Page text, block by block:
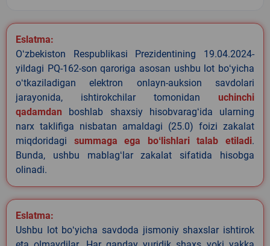
Eslatma:
Oʻzbekiston Respublikasi Prezidentining 19.04.2024-
yildagi PQ-162-son qaroriga asosan ushbu lot boʻyicha
oʻtkaziladigan elektron onlayn-auksion savdolari
jarayonida, ishtirokchilar tomonidan uchinchi
qadamdan boshlab shaxsiy hisobvaragʻida ularning
narx taklifiga nisbatan amaldagi (25.0) foizi zakalat
miqdoridagi summaga ega boʻlishlari talab etiladi.
Bunda, ushbu mablagʻlar zakalat sifatida hisobga
olinadi.
Eslatma:
Ushbu lot boʻyicha savdoda jismoniy shaxslar ishtirok